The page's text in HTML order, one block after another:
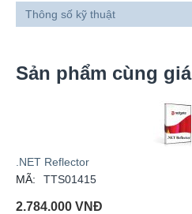
Thông số kỹ thuật
Sản phẩm cùng giá
.NET Reflector
MÃ:
TTS01415
2.784.000 VNĐ